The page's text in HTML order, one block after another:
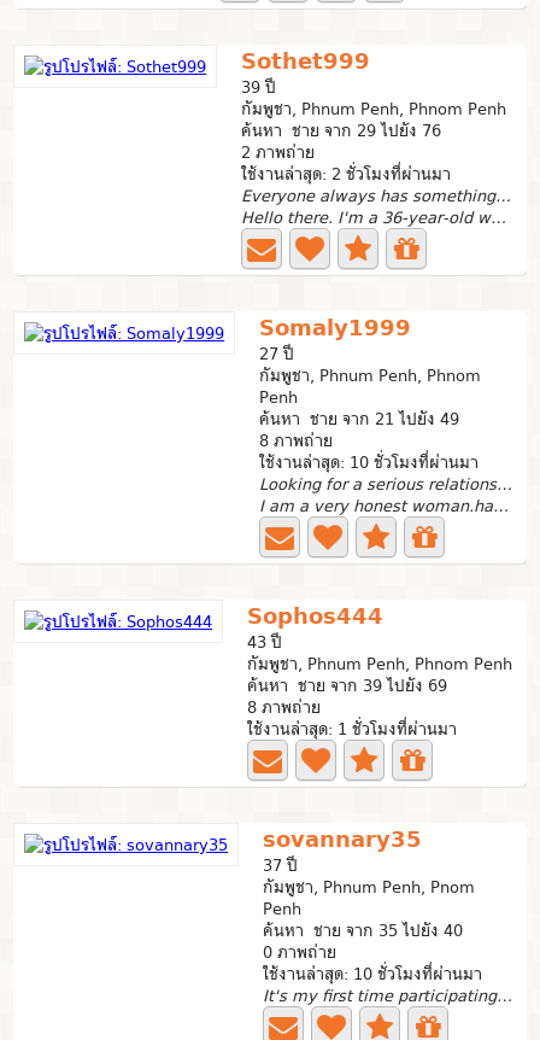
Sothet999
39 ปี
กัมพูชา, Phnum Penh, Phnom Penh
ค้นหา ชาย จาก 29 ไปยัง 76
2 ภาพถ่าย
ใช้งานล่าสุด: 2 ชั่วโมงที่ผ่านมา
Everyone always has something good inside of them.
Hello there. I'm a 36-year-old woman who believes in the...
Somaly1999
27 ปี
กัมพูชา, Phnum Penh, Phnom
Penh
ค้นหา ชาย จาก 21 ไปยัง 49
8 ภาพถ่าย
ใช้งานล่าสุด: 10 ชั่วโมงที่ผ่านมา
Looking for a serious relationship
I am a very honest woman.have strength kindness...
Sophos444
43 ปี
กัมพูชา, Phnum Penh, Phnom Penh
ค้นหา ชาย จาก 39 ไปยัง 69
8 ภาพถ่าย
ใช้งานล่าสุด: 1 ชั่วโมงที่ผ่านมา
sovannary35
37 ปี
กัมพูชา, Phnum Penh, Pnom
Penh
ค้นหา ชาย จาก 35 ไปยัง 40
0 ภาพถ่าย
ใช้งานล่าสุด: 10 ชั่วโมงที่ผ่านมา
It's my first time participating here. I am a single...